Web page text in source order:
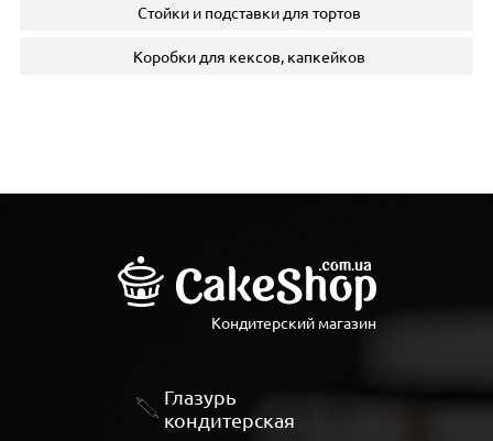
Стойки и подставки для тортов
Коробки для кексов, капкейков
Кондитерский магазин
Глазурь
кондитерская